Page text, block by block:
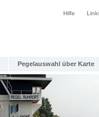
Hilfe
Pegelauswahl über Karte